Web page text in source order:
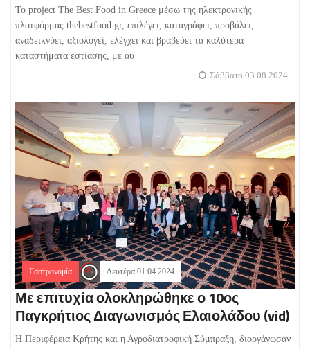
Το project The Best Food in Greece μέσω της ηλεκτρονικής
πλατφόρμας thebestfood.gr, επιλέγει, καταγράφει, προβάλει,
αναδεικνύει, αξιολογεί, ελέγχει και βραβεύει τα καλύτερα
καταστήματα εστίασης, με αυ
Σάββατο 03.08.2024
Γαστρονομία Δευτέρα 01.04.2024
Με επιτυχία ολοκληρώθηκε ο 10ος
Παγκρήτιος Διαγωνισμός Ελαιολάδου (vid)
Η Περιφέρεια Κρήτης και η Αγροδιατροφική Σύμπραξη, διοργάνωσαν